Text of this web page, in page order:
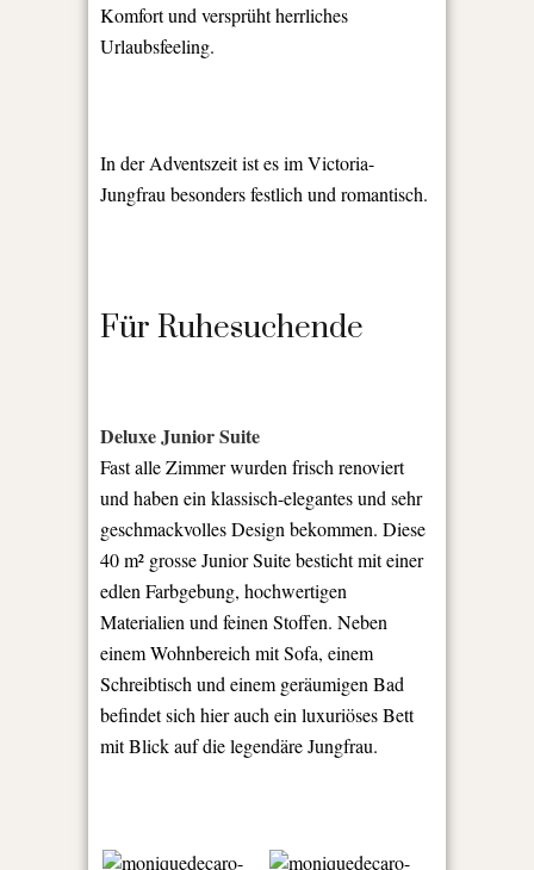
Komfort und versprüht herrliches
Urlaubsfeeling.
In der Adventszeit ist es im Victoria-
Jungfrau besonders festlich und romantisch.
Für Ruhesuchende
Deluxe Junior Suite
Fast alle Zimmer wurden frisch renoviert
und haben ein klassisch-elegantes und sehr
geschmackvolles Design bekommen. Diese
40 m² grosse Junior Suite besticht mit einer
edlen Farbgebung, hochwertigen
Materialien und feinen Stoffen. Neben
einem Wohnbereich mit Sofa, einem
Schreibtisch und einem geräumigen Bad
befindet sich hier auch ein luxuriöses Bett
mit Blick auf die legendäre Jungfrau.